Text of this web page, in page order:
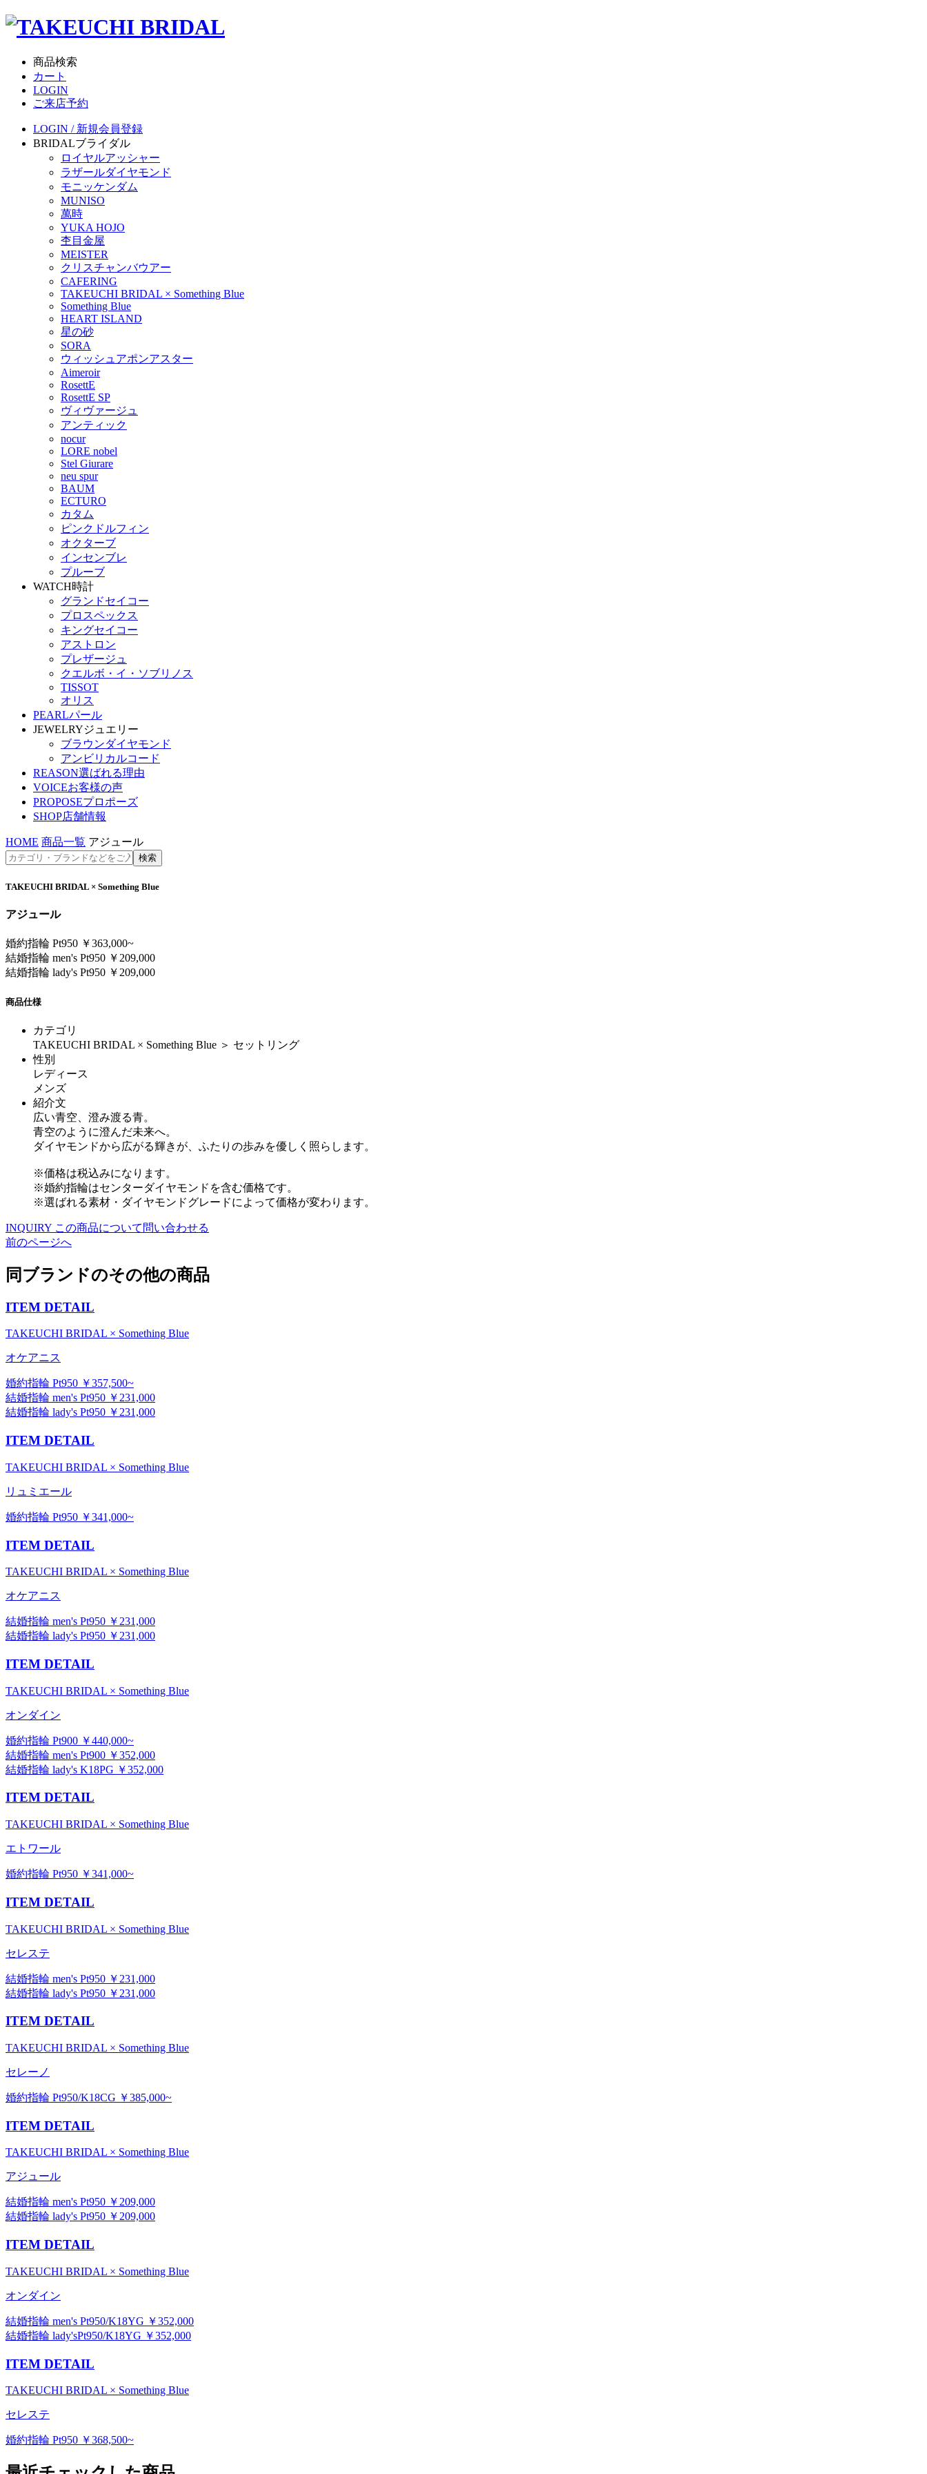
商品検索
カート
LOGIN
ご来店予約
LOGIN / 新規会員登録
BRIDALブライダル
ロイヤルアッシャー
ラザールダイヤモンド
モニッケンダム
MUNISO
萬時
YUKA HOJO
杢目金屋
MEISTER
クリスチャンバウアー
CAFERING
TAKEUCHI BRIDAL × Something Blue
Something Blue
HEART ISLAND
星の砂
SORA
ウィッシュアポンアスター
Aimeroir
RosettE
RosettE SP
ヴィヴァージュ
アンティック
nocur
LORE nobel
Stel Giurare
neu spur
BAUM
ECTURO
カタム
ピンクドルフィン
オクターブ
インセンブレ
プルーブ
WATCH時計
グランドセイコー
プロスペックス
キングセイコー
アストロン
プレザージュ
クエルボ・イ・ソブリノス
TISSOT
オリス
PEARLパール
JEWELRYジュエリー
ブラウンダイヤモンド
アンビリカルコード
REASON選ばれる理由
VOICEお客様の声
PROPOSEプロポーズ
SHOP店舗情報
HOME 商品一覧 アジュール
TAKEUCHI BRIDAL × Something Blue
アジュール
婚約指輪 Pt950 ￥363,000~
結婚指輪 men's Pt950 ￥209,000
結婚指輪 lady's Pt950 ￥209,000
商品仕様
カテゴリ
TAKEUCHI BRIDAL × Something Blue ＞ セットリング
性別
レディース
メンズ
紹介文
広い青空、澄み渡る青。
青空のように澄んだ未来へ。
ダイヤモンドから広がる輝きが、ふたりの歩みを優しく照らします。
※価格は税込みになります。
※婚約指輪はセンターダイヤモンドを含む価格です。
※選ばれる素材・ダイヤモンドグレードによって価格が変わります。
INQUIRY この商品について問い合わせる
前のページへ
同ブランドのその他の商品
ITEM DETAIL
TAKEUCHI BRIDAL × Something Blue
オケアニス
婚約指輪 Pt950 ￥357,500~
結婚指輪 men's Pt950 ￥231,000
結婚指輪 lady's Pt950 ￥231,000
ITEM DETAIL
TAKEUCHI BRIDAL × Something Blue
リュミエール
婚約指輪 Pt950 ￥341,000~
ITEM DETAIL
TAKEUCHI BRIDAL × Something Blue
オケアニス
結婚指輪 men's Pt950 ￥231,000
結婚指輪 lady's Pt950 ￥231,000
ITEM DETAIL
TAKEUCHI BRIDAL × Something Blue
オンダイン
婚約指輪 Pt900 ￥440,000~
結婚指輪 men's Pt900 ￥352,000
結婚指輪 lady's K18PG ￥352,000
ITEM DETAIL
TAKEUCHI BRIDAL × Something Blue
エトワール
婚約指輪 Pt950 ￥341,000~
ITEM DETAIL
TAKEUCHI BRIDAL × Something Blue
セレステ
結婚指輪 men's Pt950 ￥231,000
結婚指輪 lady's Pt950 ￥231,000
ITEM DETAIL
TAKEUCHI BRIDAL × Something Blue
セレーノ
婚約指輪 Pt950/K18CG ￥385,000~
ITEM DETAIL
TAKEUCHI BRIDAL × Something Blue
アジュール
結婚指輪 men's Pt950 ￥209,000
結婚指輪 lady's Pt950 ￥209,000
ITEM DETAIL
TAKEUCHI BRIDAL × Something Blue
オンダイン
結婚指輪 men's Pt950/K18YG ￥352,000
結婚指輪 lady'sPt950/K18YG ￥352,000
ITEM DETAIL
TAKEUCHI BRIDAL × Something Blue
セレステ
婚約指輪 Pt950 ￥368,500~